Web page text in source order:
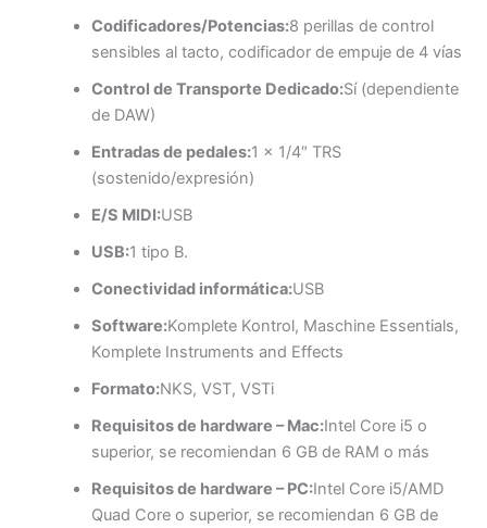
Codificadores/Potencias:8 perillas de control
sensibles al tacto, codificador de empuje de 4 vías
Control de Transporte Dedicado:Sí (dependiente
de DAW)
Entradas de pedales:1 x 1/4″ TRS
(sostenido/expresión)
E/S MIDI:USB
USB:1 tipo B.
Conectividad informática:USB
Software:Komplete Kontrol, Maschine Essentials,
Komplete Instruments and Effects
Formato:NKS, VST, VSTi
Requisitos de hardware – Mac:Intel Core i5 o
superior, se recomiendan 6 GB de RAM o más
Requisitos de hardware – PC:Intel Core i5/AMD
Quad Core o superior, se recomiendan 6 GB de